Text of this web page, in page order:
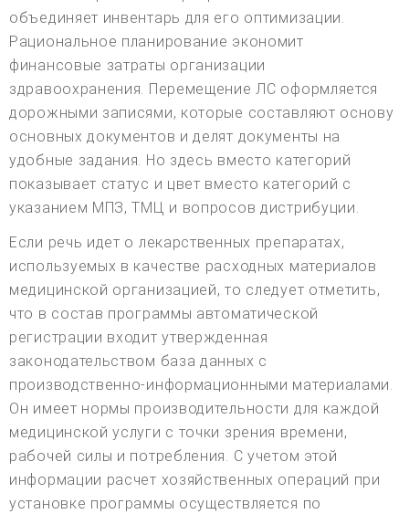
объединяет инвентарь для его оптимизации.
Рациональное планирование экономит
финансовые затраты организации
здравоохранения. Перемещение ЛС оформляется
дорожными записями, которые составляют основу
основных документов и делят документы на
удобные задания. Но здесь вместо категорий
показывает статус и цвет вместо категорий с
указанием МПЗ, ТМЦ и вопросов дистрибуции.
Если речь идет о лекарственных препаратах,
используемых в качестве расходных материалов
медицинской организацией, то следует отметить,
что в состав программы автоматической
регистрации входит утвержденная
законодательством база данных с
производственно-информационными материалами.
Он имеет нормы производительности для каждой
медицинской услуги с точки зрения времени,
рабочей силы и потребления. С учетом этой
информации расчет хозяйственных операций при
установке программы осуществляется по